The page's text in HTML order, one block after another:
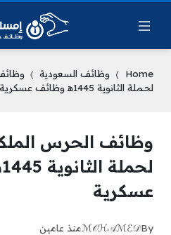
Home وظائف السعودية
لحملة الثانوية 1445ه‍ وظائف عسكرية
وظائف الحرس
عسكرية
By
ℳ𝒪ℋ𝒜ℳℰ𝒟منذ عامين